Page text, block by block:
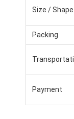
종이 선물 가방
엄격한 선물
카운터 디스
소매 선반 워
Size / Shape
Packing
Payment